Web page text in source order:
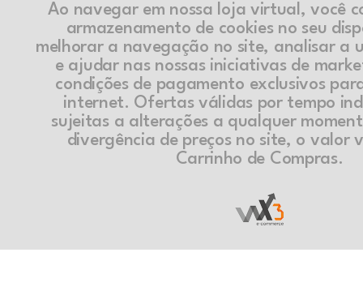
Ao navegar em nossa loja virtual, você
armazenamento de cookies no seu
melhorar a navegação no site, analisar a
e ajudar nas nossas iniciativas de
condições de pagamento exclusivos
internet. Ofertas válidas por tempo
sujeitas a alterações a qualquer
divergência de preços no site, o valor
Carrinho de Compras.